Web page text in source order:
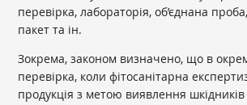
перевірка, лабораторія, об’єднана
пакет та ін.
Зокрема, законом визначено, що в
перевірка, коли фітосанітарна
продукція з метою виявлення